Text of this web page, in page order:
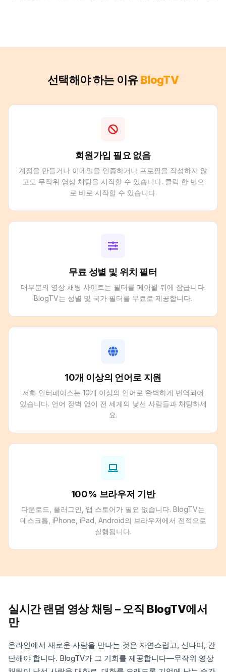
선택해야 하는 이유BlogTV
회원가입 필요 없음
계정을 만들거나 이메일을 인증하거나 프로필을 작성하지 않
고도 무작위 영상 채팅을 시작할 수 있습니다. 클릭 한 번으
로 바로 시작할 수 있습니다.
무료 성별 및 위치 필터
대부분의 영상 채팅 사이트는 필터를 페이월 뒤에 잠급니다.
BlogTV는 성별 및 국가 필터를 무료로 제공합니다.
10개 이상의 언어로 지원
저희 인터페이스는 10개 이상의 언어로 완벽하게 번역되어
있습니다. 언어 장벽 없이 전 세계의 낯선 사람들과 채팅하세
요.
100% 브라우저 기반
다운로드, 플러그인, 앱 스토어가 필요 없습니다. BlogTV는
데스크톱, iPhone, iPad, Android의 브라우저에서 전적으로
실행됩니다.
실시간 랜덤 영상 채팅 – 오직 BlogTV에서
만
온라인에서 새로운 사람을 만나는 것은 자연스럽고, 신나며, 간
단해야 합니다. BlogTV가 그 기회를 제공합니다—무작위 영상